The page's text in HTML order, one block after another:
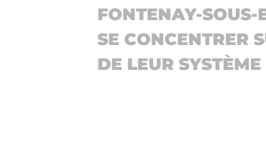
FONTENAY-
SE CONCENTRER
DE LEUR